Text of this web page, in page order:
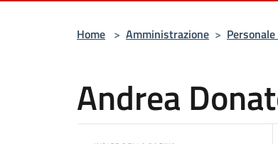
Home > Amministrazione >
Andrea